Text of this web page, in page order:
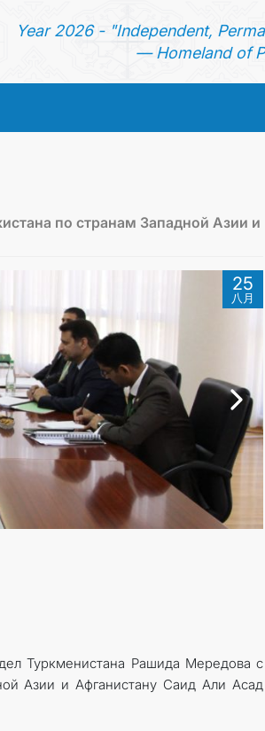
Year 2026 - "Independent,
— Homeland of
联系我们
по странам Западной Азии и
25
八月
Туркменистана Рашида Мередова с
Азии и Афганистану Саид Али Асад